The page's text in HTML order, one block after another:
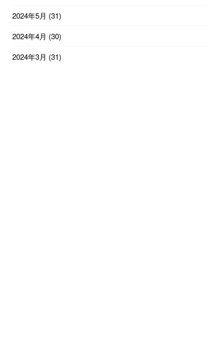
2024年5月 (31)
2024年4月 (30)
2024年3月 (31)